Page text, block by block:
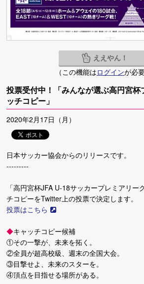
ええやん！
（この機能はログインが必
投票受付中！「みんなが選ぶ高円宮杯
ッチコピー」
2020年2月17日（月）
日本サッカー協会からのリリースです。
---------
「高円宮杯JFA U-18サッカープレミアリー
チコピーをTwitter上の投票で決定します。
投票はこちら
◆キャッチコピー候補
①その一撃が、未来を拓く。
②全員が超高校級、週末の全国大会。
③目撃せよ、未来のスターを。
④頂点を目指せる場所がある。